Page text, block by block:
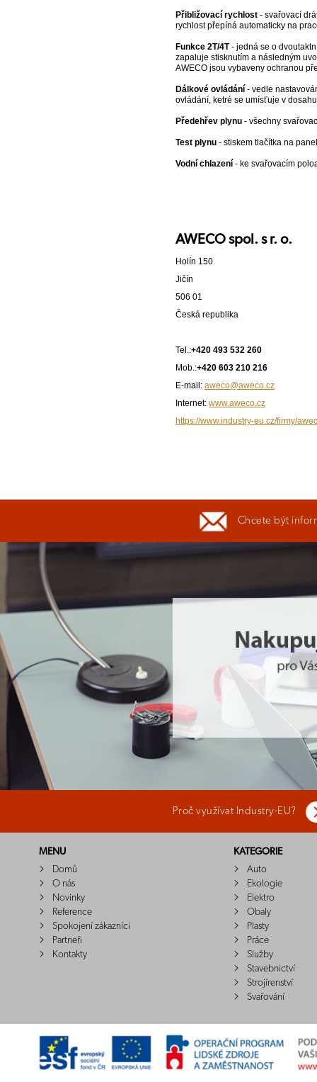
Přibližovací rychlost - svařovací
rychlost přepíná automaticky na
Funkce 2T/4T- jedná se o
zapaluje stisknutím a následným
AWECO jsou vybaveny ochranou
Dálkové ovládání - vedle
ovládání, ketré se umísťuje v
Předehřev plynu - všechny
Test plynu - stiskem tlačítka na
Vodní chlazení - ke svařovacím
AWECO spol. s r. o.
Holín 150
Jičín
506 01
Česká republika
Tel.:+420 493 532 260
Mob.:+420 603 210 216
E-mail: aweco@aweco.cz
Internet: www.aweco.cz
https://www.industry-eu.cz/firmy/
Chcete být
Proč využívat Industry-EU?
MENU
Domů
O nás
Novinky
Reference
Spokojení zákazníci
Partneři
Kontakty
KATEGORIE
Auto
Ekologie
Elektro
Obaly
Plasty
Práce
Služby
Stavebnictví
Strojírenství
Svařování